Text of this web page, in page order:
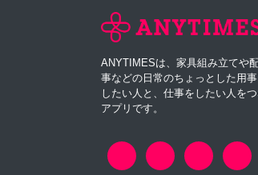
ANYTIMESは、家具組み立てや
事などの日常のちょっとした用
したい人と、仕事をしたい人を
アプリです。